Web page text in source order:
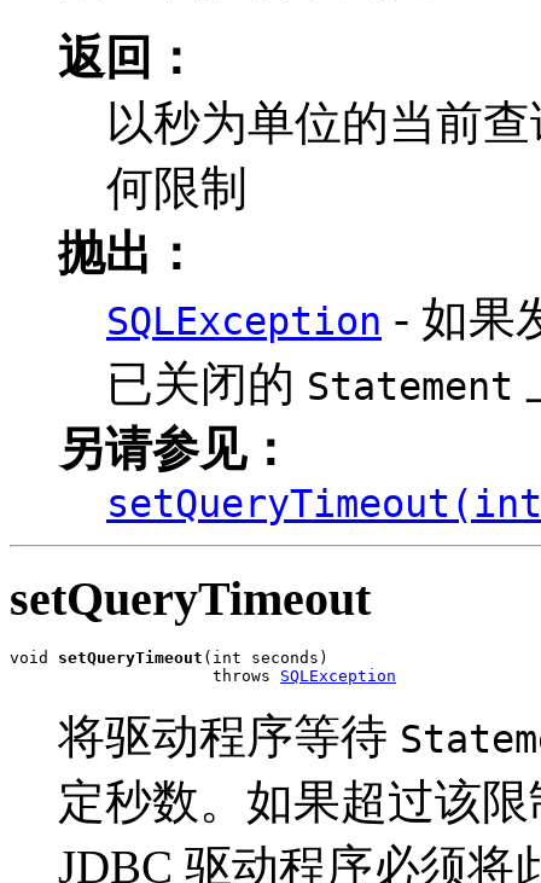
返回：
以秒为单位的当前
何限制
抛出：
SQLException - 如果
已关闭的 Statement
另请参见：
setQueryTimeout
void setQueryTimeout (int seconds)
                     throws
SQLException
将驱动程序等待
定秒数。如果超过该
JDBC 驱动程序必须